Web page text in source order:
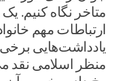
متاخر نگاه کنیم.
ارتباطات مهم
یادداشت‌هایی برخی
منظر اسلامی نقد